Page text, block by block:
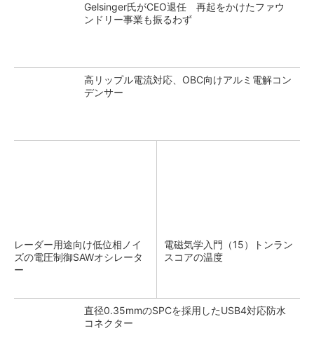
Gelsinger氏がCEO退任 再起をかけたファウ
ンドリー事業も振るわず
高リップル電流対応、OBC向けアルミ電解コン
デンサー
レーダー用途向け低位相ノイ
ズの電圧制御SAWオシレータ
ー
電磁気学入門（15）トンラン
スコアの温度
直径0.35mmのSPCを採用したUSB4対応防水
コネクター